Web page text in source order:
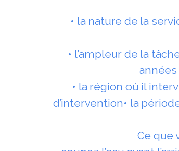
• la nature de la
• l’ampleur de la
• la région où il
d’intervention• la
Ce que